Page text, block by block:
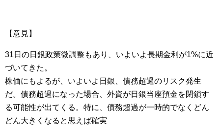
【意見】
31日の日銀政策微調整もあり、いよいよ長期金利が1%に近
づいてきた。
株価にもよるが、いよいよ日銀、債務超過のリスク発生
だ。債務超過になった場合、外資が日銀当座預金を閉鎖す
る可能性が出てくる。特に、債務超過が一時的でなくどん
どん大きくなると思えば確実